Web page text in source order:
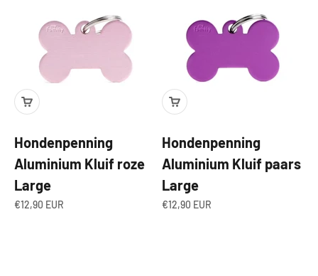
Hondenpenning
Aluminium Kluif roze
Large
Aanbiedingsprijs
€12,90 EUR
Hondenpenning
Aluminium Kluif paars
Large
Aanbiedingsprijs
€12,90 EUR